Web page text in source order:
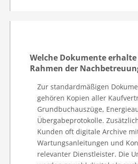
Welche Dokumente
Rahmen der
Zur standardmäßigen
gehören Kopien aller
Grundbuchauszüge,
Übergabeprotokolle.
Kunden oft digitale Archive
Wartungsanleitungen und
relevanter Dienstleister. Die